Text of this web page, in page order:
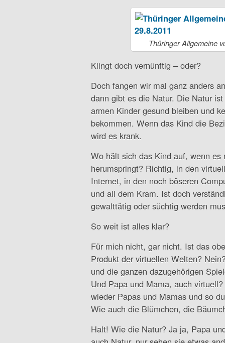
Thüringer Allgemeine
Klingt doch vernünftig – oder?
Doch fangen wir mal ganz anders
dann gibt es die Natur. Die Natur
armen Kinder gesund bleiben und
bekommen. Wenn das Kind die
wird es krank.
Wo hält sich das Kind auf, wenn es
herumspringt? Richtig, in den
Internet, in den noch böseren
und all dem Kram. Ist doch
gewalttätig oder süchtig werden
So weit ist alles klar?
Für mich nicht, gar nicht. Ist das
Produkt der virtuellen Welten?
und die ganzen dazugehörigen
Und Papa und Mama, auch
wieder Papas und Mamas und so
Wie auch die Blümchen, die
Halt! Wie die Natur? Ja ja, Papa